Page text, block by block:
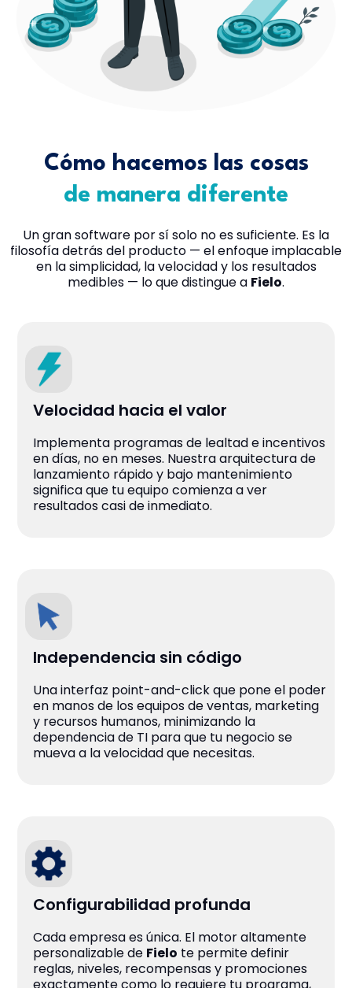
Cómo hacemos las cosas
de manera diferente
Un gran software por sí solo no es suficiente. Es la
filosofía detrás del producto — el enfoque implacable
en la simplicidad, la velocidad y los resultados
medibles — lo que distingue a Fielo.
Velocidad hacia el valor
Implementa programas de lealtad e incentivos
en días, no en meses. Nuestra arquitectura de
lanzamiento rápido y bajo mantenimiento
significa que tu equipo comienza a ver
resultados casi de inmediato.
Independencia sin código
Una interfaz point-and-click que pone el poder
en manos de los equipos de ventas, marketing
y recursos humanos, minimizando la
dependencia de TI para que tu negocio se
mueva a la velocidad que necesitas.
Configurabilidad profunda
Cada empresa es única. El motor altamente
personalizable de Fielo te permite definir
reglas, niveles, recompensas y promociones
exactamente como lo requiere tu programa,